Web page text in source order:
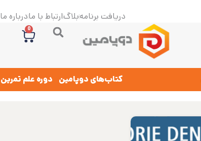
دریافت برنامهبلاگارتباط با مادرباره ما
0
کتاب‌های دوپامین دوره علم تمرین